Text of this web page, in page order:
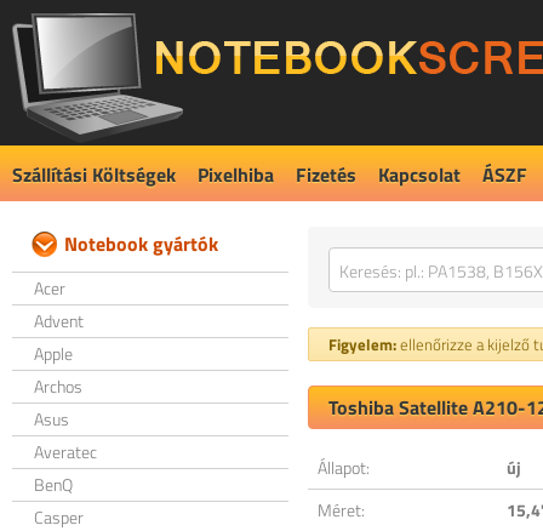
Szállítási Költségek Pixelhiba Fizetés Kapcsolat ÁSZF
Notebook gyártók
Acer
Advent
Apple
Archos
Asus
Averatec
BenQ
Casper
Figyelem:ellenőrizze a kijelző
Toshiba Satellite A210-
Állapot:
új
Méret: